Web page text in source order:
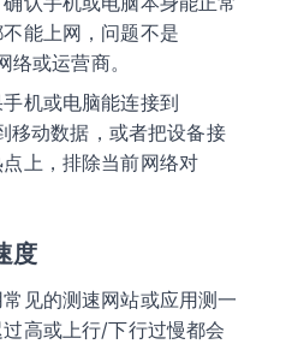
能上网，问题不是
或运营商。
机或电脑能连接到
移动数据，或者把设备接
上，排除当前网络对
度
见的测速网站或应用测一
高或上行/下行过慢都会